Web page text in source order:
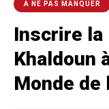
A NE PAS MANQUER
Inscrire la
Khaldoun
Monde de